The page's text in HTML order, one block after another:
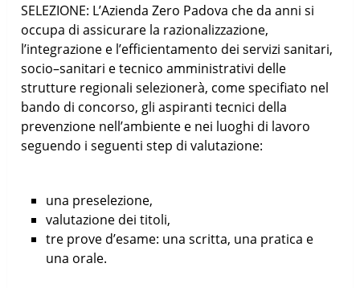
SELEZIONE: L’Azienda Zero Padova che da anni si
occupa di assicurare la razionalizzazione,
l’integrazione e l’efficientamento dei servizi sanitari,
socio–sanitari e tecnico amministrativi delle
strutture regionali selezionerà, come specifiato nel
bando di concorso, gli aspiranti tecnici della
prevenzione nell’ambiente e nei luoghi di lavoro
seguendo i seguenti step di valutazione:
una preselezione,
valutazione dei titoli,
tre prove d’esame: una scritta, una pratica e
una orale.